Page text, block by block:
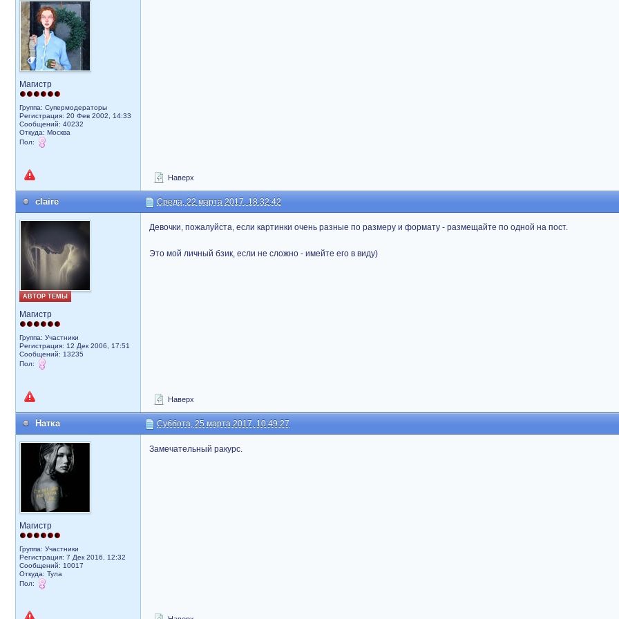
Магистр
Группа: Супермодераторы
Регистрация: 20 Фев 2002, 14:33
Сообщений: 40232
Откуда: Москва
Пол:
Наверх
claire Среда, 22 марта 2017, 18:32:42
АВТОР ТЕМЫ
Магистр
Группа: Участники
Регистрация: 12 Дек 2006, 17:51
Сообщений: 13235
Пол:
Девочки, пожалуйста, если картинки очень разные по размеру и формату - размещайте по одной на пост.
Это мой личный бзик, если не сложно - имейте его в виду)
Наверх
Натка Суббота, 25 марта 2017, 10:49:27
Магистр
Группа: Участники
Регистрация: 7 Дек 2016, 12:32
Сообщений: 10017
Откуда: Тула
Пол:
Замечательный ракурс.